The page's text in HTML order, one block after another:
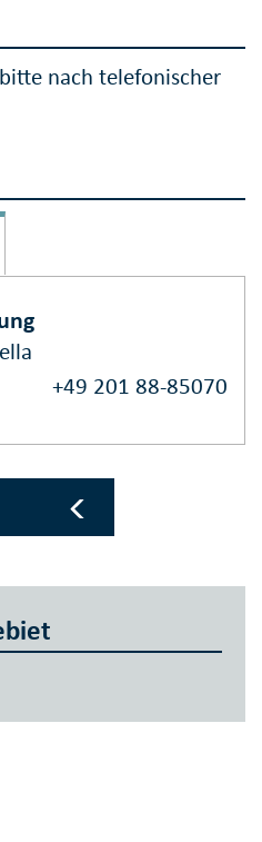
nach telefonischer
+49 201 88-85070